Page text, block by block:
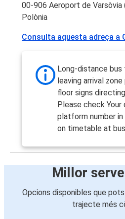
00-906 Aeroport de Varsòvia
Polònia
Consulta aquesta adreça a
Long-distance
leaving arrival
floor signs
Please check Your
platform number
on timetable at
Millor
Opcions disponibles que
trajecte més